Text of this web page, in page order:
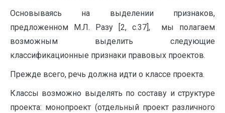
Основываясь на выделении признаков,
предложенном М.Л. Разу [2, c.37], мы полагаем
возможным выделить следующие
классификационные признаки правовых проектов.
Прежде всего, речь должна идти о классе проекта.
Классы возможно выделять по составу и структуре
проекта: монопроект (отдельный проект различного